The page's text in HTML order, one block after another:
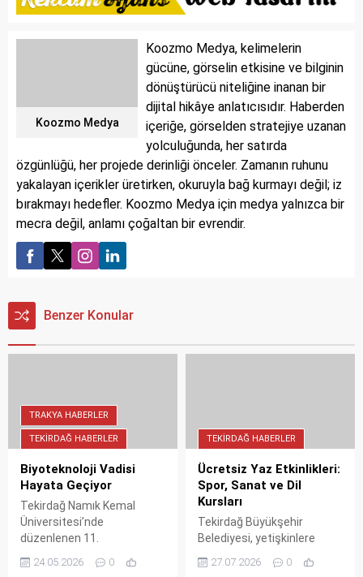
Koozmo Medya
Koozmo Medya, kelimelerin
gücüne, görselin etkisine ve bilginin
dönüştürücü niteliğine inanan bir
dijital hikâye anlatıcısıdır. Haberden
içeriğe, görselden stratejiye uzanan
yolculuğunda, her satırda
özgünlüğü, her projede derinliği önceler. Zamanın ruhunu
yakalayan içerikler üretirken, okuruyla bağ kurmayı değil; iz
bırakmayı hedefler. Koozmo Medya için medya yalnızca bir
mecra değil, anlamı çoğaltan bir evrendir.
Benzer Konular
TRAKYA HABERLER
TEKIRDAĞ HABERLER
Biyoteknoloji Vadisi
Hayata Geçiyor
Tekirdağ Namık Kemal
Üniversitesi’nde
düzenlenen 11.
Biyoteknoloji Günleri’nde,
BİYOSAD ve BİOSB Başkanı
24.05.2026 0
TEKIRDAĞ HABERLER
Ücretsiz Yaz Etkinlikleri:
Spor, Sanat ve Dil
Kursları
Tekirdağ Büyükşehir
Belediyesi, yetişkinlere
yönelik ücretsiz yaz
etkinlikleri düzenliyor. Sabah
27.07.2026 0